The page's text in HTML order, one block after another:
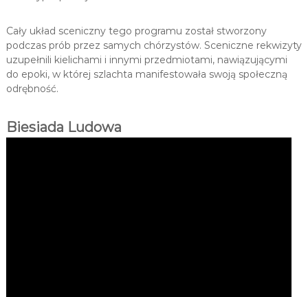
Cały układ sceniczny tego programu został stworzony
podczas prób przez samych chórzystów. Sceniczne rekwizyty
uzupełnili kielichami i innymi przedmiotami, nawiązującymi
do epoki, w której szlachta manifestowała swoją społeczną
odrębność.
Biesiada Ludowa